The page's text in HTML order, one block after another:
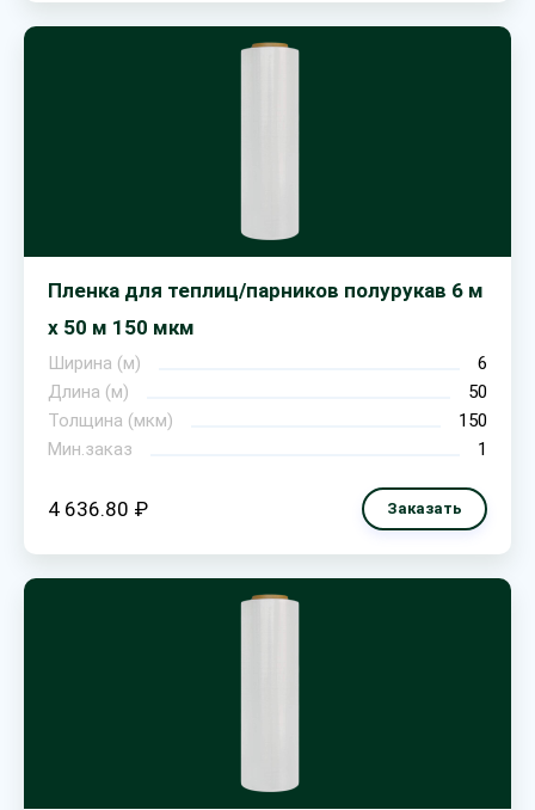
Пленка для теплиц/парников полурукав 6 м
х 50 м 150 мкм
Ширина (м)
6
Длина (м)
50
Толщина (мкм)
150
Мин.заказ
1
4 636.80 ₽ Заказать